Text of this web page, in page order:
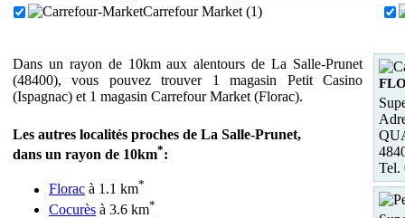
Carrefour Market (1)
Dans un rayon de 10km aux alentours de La Salle-Prunet
(48400), vous pouvez trouver 1 magasin Petit Casino
(Ispagnac) et 1 magasin Carrefour Market (Florac).
Les autres localités proches de La Salle-Prunet,
dans un rayon de 10km*:
Florac à 1.1 km*
Cocurès à 3.6 km*
Tel.